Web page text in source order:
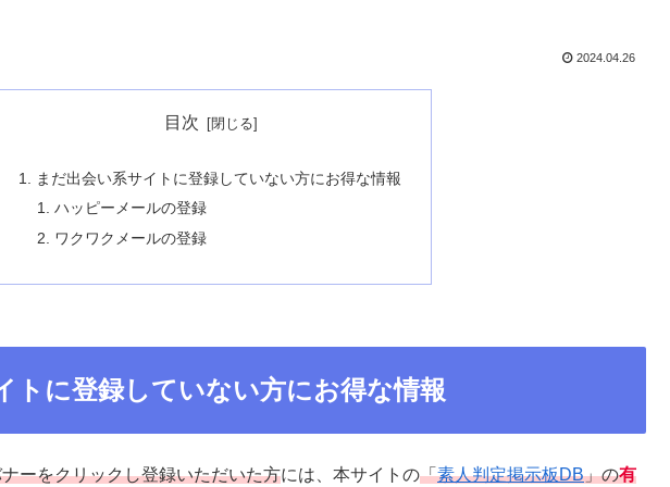
2024.04.26
目次
まだ出会い系サイトに登録していない方にお得な情報
ハッピーメールの登録
ワクワクメールの登録
トに登録していない方にお得な情報
ーをクリックし登録いただいた方には、本サイトの「素人判定掲示板DB」の有